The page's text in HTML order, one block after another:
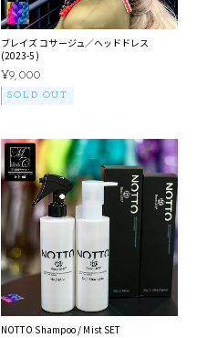
ブレイズ コサージュ／ヘッドドレス
(2023-5)
¥9,000
SOLD OUT
NOTTO Shampoo / Mist SET